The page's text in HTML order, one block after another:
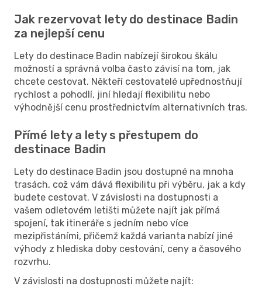
Jak rezervovat lety do destinace Badin
za nejlepší cenu
Lety do destinace Badin nabízejí širokou škálu
možností a správná volba často závisí na tom, jak
chcete cestovat. Někteří cestovatelé upřednostňují
rychlost a pohodlí, jiní hledají flexibilitu nebo
výhodnější cenu prostřednictvím alternativních tras.
Přímé lety a lety s přestupem do
destinace Badin
Lety do destinace Badin jsou dostupné na mnoha
trasách, což vám dává flexibilitu při výběru, jak a kdy
budete cestovat. V závislosti na dostupnosti a
vašem odletovém letišti můžete najít jak přímá
spojení, tak itineráře s jedním nebo více
mezipřistáními, přičemž každá varianta nabízí jiné
výhody z hlediska doby cestování, ceny a časového
rozvrhu.
V závislosti na dostupnosti můžete najít: